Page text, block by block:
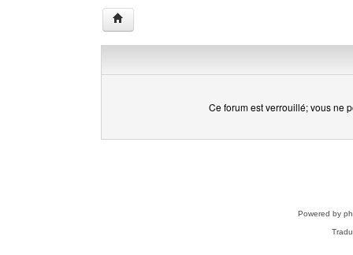
Ce forum est verrouillé; vous ne
Powered by